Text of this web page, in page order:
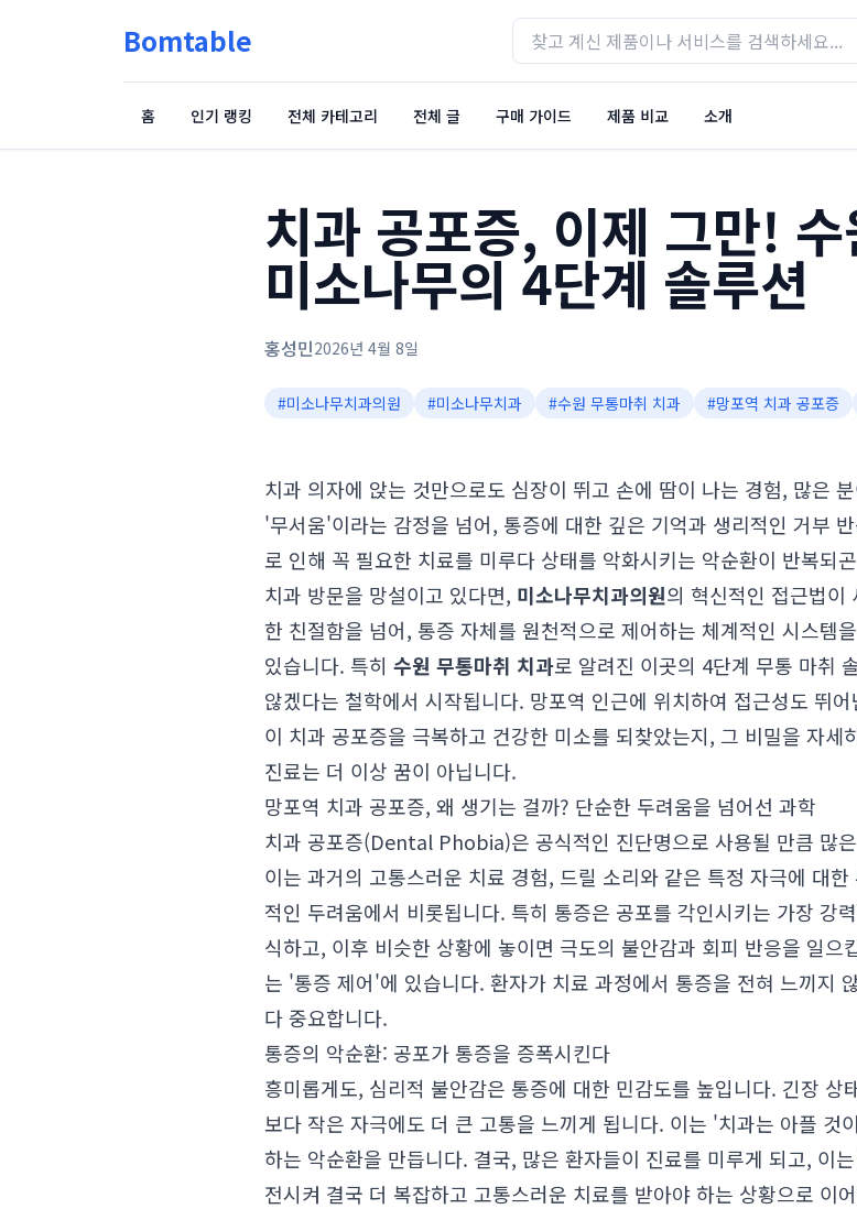
Bomtable
홈 인기 랭킹 전체 카테고리 전체 글 구매 가이드 제품 비교 소개
치과 공포증, 이제 그만!
미소나무의 4단계 솔루션
홍성민2026년 4월 8일
#미소나무치과의원 #미소나무치과 #수원 무통마취 치과 #망포역 치과 공포증
치과 의자에 앉는 것만으로도 심장이 뛰고 손에 땀이 나는 경험, 많은
'무서움'이라는 감정을 넘어, 통증에 대한 깊은 기억과 생리적인 거부
로 인해 꼭 필요한 치료를 미루다 상태를 악화시키는 악순환이 반복되
치과 방문을 망설이고 있다면, 미소나무치과의원의 혁신적인 접근법이
한 친절함을 넘어, 통증 자체를 원천적으로 제어하는 체계적인 시스템
있습니다. 특히 수원 무통마취 치과로 알려진 이곳의 4단계 무통 마취
않겠다는 철학에서 시작됩니다. 망포역 인근에 위치하여 접근성도 뛰
이 치과 공포증을 극복하고 건강한 미소를 되찾았는지, 그 비밀을 자
진료는 더 이상 꿈이 아닙니다.
망포역 치과 공포증, 왜 생기는 걸까? 단순한 두려움을 넘어선 과학
치과 공포증(Dental Phobia)은 공식적인 진단명으로 사용될 만큼 많
이는 과거의 고통스러운 치료 경험, 드릴 소리와 같은 특정 자극에 대
적인 두려움에서 비롯됩니다. 특히 통증은 공포를 각인시키는 가장 강
식하고, 이후 비슷한 상황에 놓이면 극도의 불안감과 회피 반응을 일으
는 '통증 제어'에 있습니다. 환자가 치료 과정에서 통증을 전혀 느끼지
다 중요합니다.
통증의 악순환: 공포가 통증을 증폭시킨다
흥미롭게도, 심리적 불안감은 통증에 대한 민감도를 높입니다. 긴장
보다 작은 자극에도 더 큰 고통을 느끼게 됩니다. 이는 '치과는 아플 것
하는 악순환을 만듭니다. 결국, 많은 환자들이 진료를 미루게 되고, 이
전시켜 결국 더 복잡하고 고통스러운 치료를 받아야 하는 상황으로 이